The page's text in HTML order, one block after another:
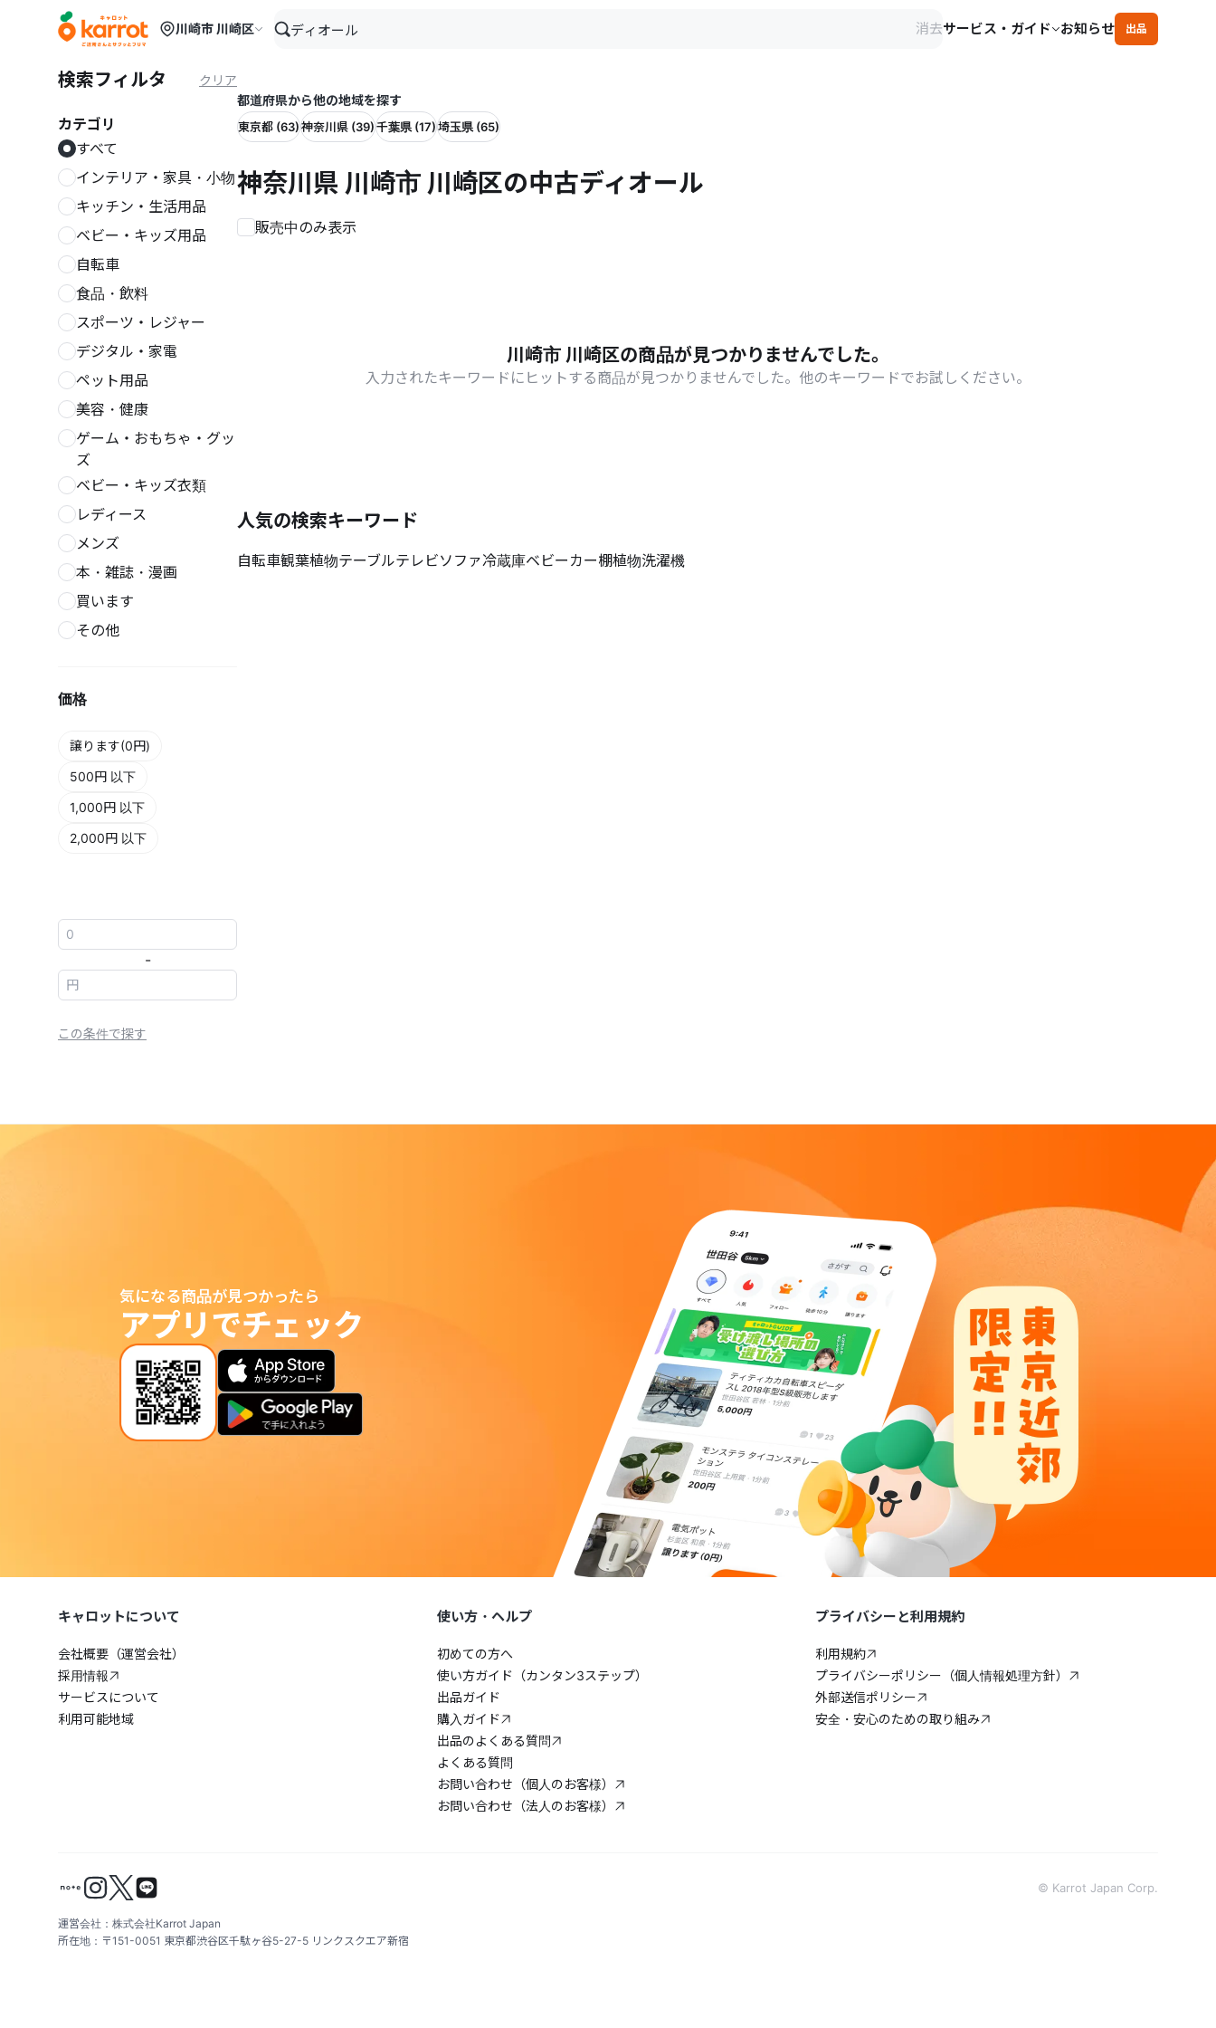
メインコンテンツにスキップ
川崎市 川崎区 消去サービス・ガイド お知らせ 出品
検索フィルタ クリア
カテゴリ
すべて
インテリア・家具・小物
キッチン・生活用品
ベビー・キッズ用品
自転車
食品・飲料
スポーツ・レジャー
デジタル・家電
ペット用品
美容・健康
ゲーム・おもちゃ・グッ
ズ
ベビー・キッズ衣類
レディース
メンズ
本・雑誌・漫画
買います
その他
価格
譲ります(0円)
500円 以下
1,000円 以下
2,000円 以下
-
この条件で探す
都道府県から他の地域を探す
東京都 (63)神奈川県 (39)千葉県 (17)埼玉県 (65)
神奈川県 川崎市 川崎区の中古ディオール
販売中のみ表示
川崎市 川崎区の商品が見つかりませんでした。
入力されたキーワードにヒットする商品が見つかりませんでした。他のキーワードでお試しください。
人気の検索キーワード
自転車観葉植物テーブルテレビソファ冷蔵庫ベビーカー棚植物洗濯機
気になる商品が見つかったら
アプリでチェック
キャロットについて
会社概要（運営会社）
採用情報
サービスについて
利用可能地域
使い方・ヘルプ
初めての方へ
使い方ガイド（カンタン3ステップ）
出品ガイド
購入ガイド
出品のよくある質問
よくある質問
お問い合わせ（個人のお客様）
お問い合わせ（法人のお客様）
プライバシーと利用規約
利用規約
プライバシーポリシー（個人情報処理方針）
外部送信ポリシー
安全・安心のための取り組み
© Karrot Japan Corp.
運営会社：株式会社Karrot Japan
所在地：〒151-0051 東京都渋谷区千駄ヶ谷5-27-5 リンクスクエア新宿